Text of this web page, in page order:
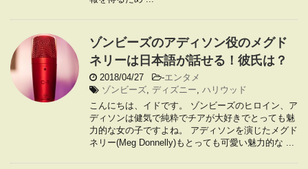
ゾンビーズのアディソン役のメグド
ネリーは日本語が話せる！彼氏は？
2018/04/27 -エンタメ
ゾンビーズ, ディズニー, ハリウッド
こんにちは、イドです。 ゾンビーズのヒロイン、ア
ディソンは健気で純粋でチアが大好きでとっても魅
力的な女の子ですよね。 アディソンを演じたメグド
ネリー(Meg Donnelly)もとっても可愛い魅力的な ...